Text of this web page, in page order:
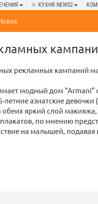
КУХНЯ NEWS2
рекламных кампаний
модный дом
азиатские девочки
яркий слой макияжа,
по мнению
на малышей,